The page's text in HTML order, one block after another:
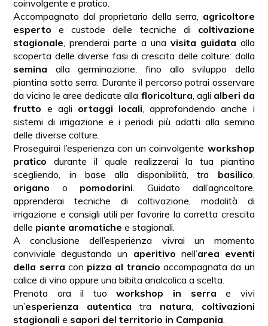
coinvolgente e pratico.
Accompagnato dal proprietario della serra, agricoltore
esperto e custode delle tecniche di coltivazione
stagionale , prenderai parte a una visita guidata alla
scoperta delle diverse fasi di crescita delle colture: dalla
semina alla germinazione, fino allo sviluppo della
piantina sotto serra. Durante il percorso potrai osservare
da vicino le aree dedicate alla floricoltura , agli alberi da
frutto e agli ortaggi locali , approfondendo anche i
sistemi di irrigazione e i periodi più adatti alla semina
delle diverse colture.
Proseguirai l’esperienza con un coinvolgente workshop
pratico durante il quale realizzerai la tua piantina
scegliendo, in base alla disponibilità, tra basilico
origano o pomodorini . Guidato dall’agricoltore,
apprenderai tecniche di coltivazione, modalità di
irrigazione e consigli utili per favorire la corretta crescita
delle piante aromatiche e stagionali.
A conclusione dell’esperienza vivrai un momento
conviviale degustando un aperitivo nell’area eventi
della serra con pizza al trancio accompagnata da un
calice di vino oppure una bibita analcolica a scelta.
Prenota ora il tuoworkshop in serra e vivi
un’esperienza autentica tra natura
coltivazioni
stagionali e sapori del territorio in Campania